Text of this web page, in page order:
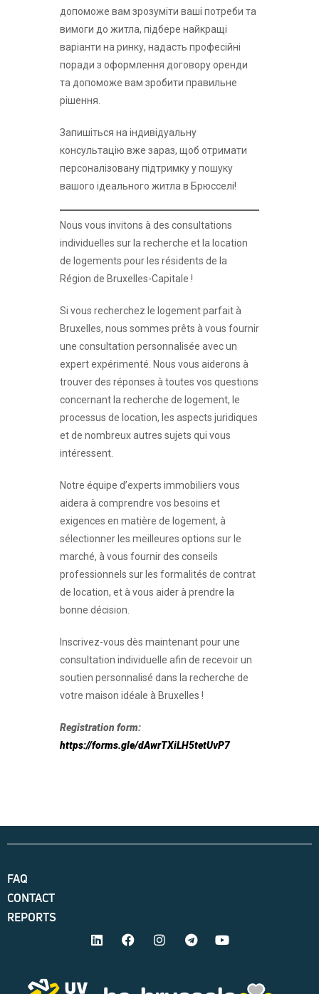
допоможе вам зрозуміти ваші потреби та
вимоги до житла, підбере найкращі
варіанти на ринку, надасть професійні
поради з оформлення договору оренди
та допоможе вам зробити правильне
рішення.
Запишіться на індивідуальну
консультацію вже зараз, щоб отримати
персоналізовану підтримку у пошуку
вашого ідеального житла в Брюсселі!
Nous vous invitons à des consultations
individuelles sur la recherche et la location
de logements pour les résidents de la
Région de Bruxelles-Capitale !
Si vous recherchez le logement parfait à
Bruxelles, nous sommes prêts à vous fournir
une consultation personnalisée avec un
expert expérimenté. Nous vous aiderons à
trouver des réponses à toutes vos questions
concernant la recherche de logement, le
processus de location, les aspects juridiques
et de nombreux autres sujets qui vous
intéressent.
Notre équipe d’experts immobiliers vous
aidera à comprendre vos besoins et
exigences en matière de logement, à
sélectionner les meilleures options sur le
marché, à vous fournir des conseils
professionnels sur les formalités de contrat
de location, et à vous aider à prendre la
bonne décision.
Inscrivez-vous dès maintenant pour une
consultation individuelle afin de recevoir un
soutien personnalisé dans la recherche de
votre maison idéale à Bruxelles !
Registration form:
https://forms.gle/dAwrTXiLH5tetUvP7
FAQ
CONTACT
REPORTS